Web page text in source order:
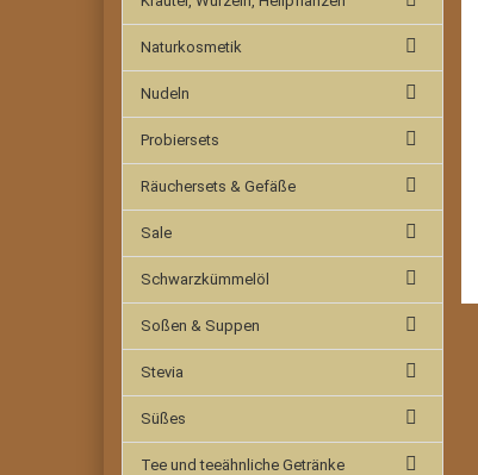
Naturkosmetik
Nudeln
Probiersets
Räuchersets & Gefäße
Sale
Schwarzkümmelöl
Soßen & Suppen
Stevia
Süßes
Tee und teeähnliche Getränke